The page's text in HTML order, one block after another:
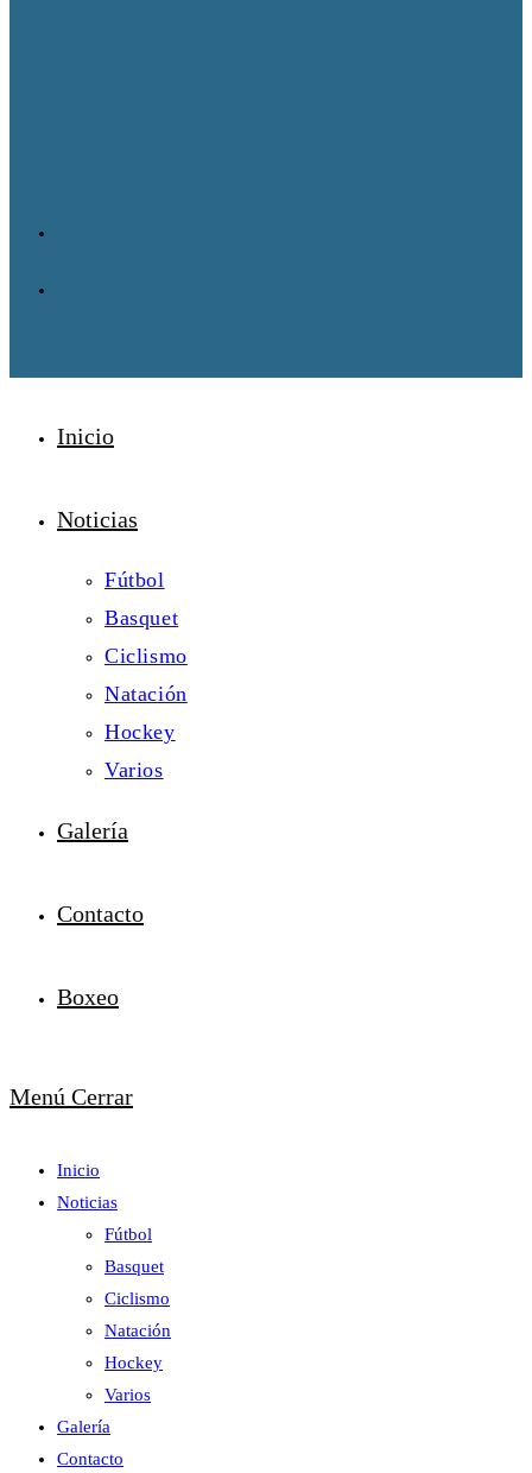
Inicio
Noticias
Fútbol
Basquet
Ciclismo
Natación
Hockey
Varios
Galería
Contacto
Boxeo
Menú Cerrar
Inicio
Noticias
Fútbol
Basquet
Ciclismo
Natación
Hockey
Varios
Galería
Contacto